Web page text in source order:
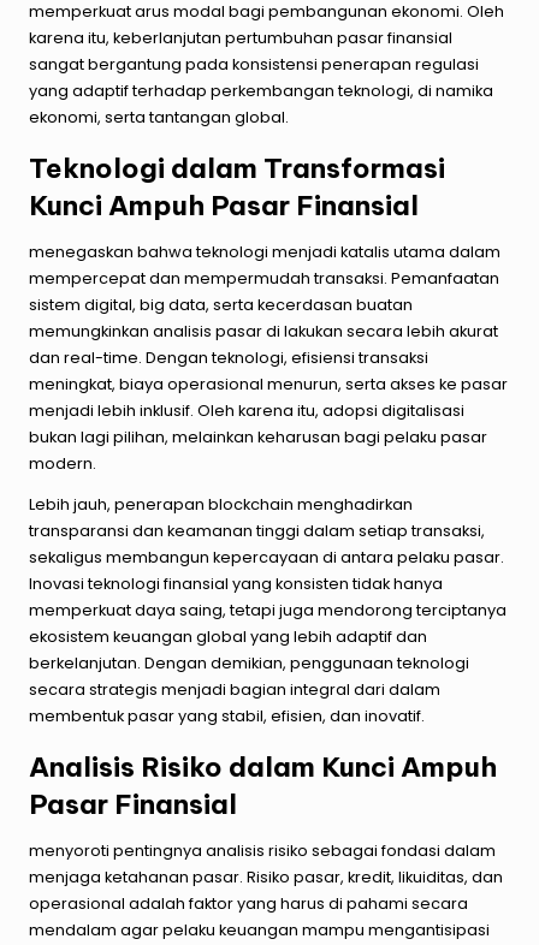
memperkuat arus modal bagi pembangunan ekonomi. Oleh
karena itu, keberlanjutan pertumbuhan pasar finansial
sangat bergantung pada konsistensi penerapan regulasi
yang adaptif terhadap perkembangan teknologi, di namika
ekonomi, serta tantangan global.
Teknologi dalam Transformasi
Kunci Ampuh Pasar Finansial
menegaskan bahwa teknologi menjadi katalis utama dalam
mempercepat dan mempermudah transaksi. Pemanfaatan
sistem digital, big data, serta kecerdasan buatan
memungkinkan analisis pasar di lakukan secara lebih akurat
dan real-time. Dengan teknologi, efisiensi transaksi
meningkat, biaya operasional menurun, serta akses ke pasar
menjadi lebih inklusif. Oleh karena itu, adopsi digitalisasi
bukan lagi pilihan, melainkan keharusan bagi pelaku pasar
modern.
Lebih jauh, penerapan blockchain menghadirkan
transparansi dan keamanan tinggi dalam setiap transaksi,
sekaligus membangun kepercayaan di antara pelaku pasar.
Inovasi teknologi finansial yang konsisten tidak hanya
memperkuat daya saing, tetapi juga mendorong terciptanya
ekosistem keuangan global yang lebih adaptif dan
berkelanjutan. Dengan demikian, penggunaan teknologi
secara strategis menjadi bagian integral dari dalam
membentuk pasar yang stabil, efisien, dan inovatif.
Analisis Risiko dalam Kunci Ampuh
Pasar Finansial
menyoroti pentingnya analisis risiko sebagai fondasi dalam
menjaga ketahanan pasar. Risiko pasar, kredit, likuiditas, dan
operasional adalah faktor yang harus di pahami secara
mendalam agar pelaku keuangan mampu mengantisipasi